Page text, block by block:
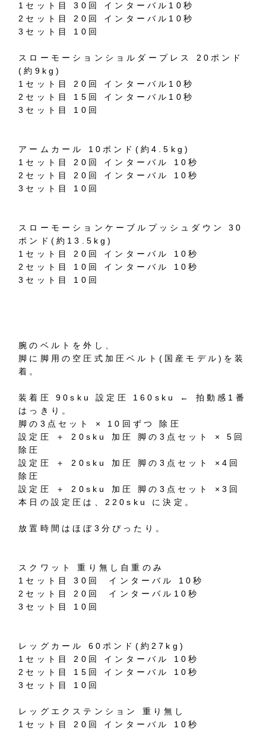
1セット目 30回 インターバル10秒
2セット目 20回 インターバル10秒
3セット目 10回
スローモーションショルダープレス 20ポンド
(約9kg)
1セット目 20回 インターバル10秒
2セット目 15回 インターバル10秒
3セット目 10回
アームカール 10ポンド(約4.5kg)
1セット目 20回 インターバル 10秒
2セット目 20回 インターバル 10秒
3セット目 10回
スローモーションケーブルプッシュダウン 30
ポンド(約13.5kg)
1セット目 20回 インターバル 10秒
2セット目 10回 インターバル 10秒
3セット目 10回
腕のベルトを外し、
脚に脚用の空圧式加圧ベルト(国産モデル)を装
着。
装着圧 90sku 設定圧 160sku ← 拍動感1番
はっきり。
脚の3点セット × 10回ずつ 除圧
設定圧 ＋ 20sku 加圧 脚の3点セット × 5回
除圧
設定圧 ＋ 20sku 加圧 脚の3点セット ×4回
除圧
設定圧 ＋ 20sku 加圧 脚の3点セット ×3回
本日の設定圧は、220sku に決定。
放置時間はほぼ3分ぴったり。
スクワット 重り無し自重のみ
1セット目 30回 インターバル 10秒
2セット目 20回 インターバル10秒
3セット目 10回
レッグカール 60ポンド(約27kg)
1セット目 20回 インターバル 10秒
2セット目 15回 インターバル 10秒
3セット目 10回
レッグエクステンション 重り無し
1セット目 20回 インターバル 10秒